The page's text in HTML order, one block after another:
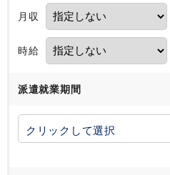
月収
時給
派遣就業期間